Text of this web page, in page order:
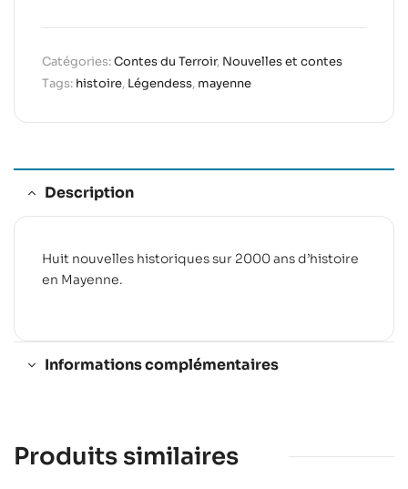
Catégories:Contes du Terroir, Nouvelles et contes
Tags: histoire, Légendess, mayenne
Description
Huit nouvelles historiques sur 2000 ans d’histoire
en Mayenne.
Informations complémentaires
Produits similaires